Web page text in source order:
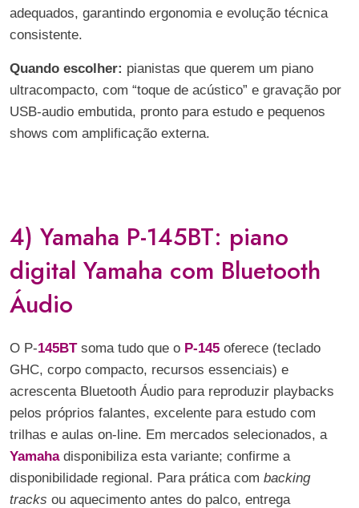
adequados, garantindo ergonomia e evolução técnica
consistente.
Quando escolher: pianistas que querem um piano
ultracompacto, com “toque de acústico” e gravação por
USB-audio embutida, pronto para estudo e pequenos
shows com amplificação externa.
4) Yamaha P-145BT: piano
digital Yamaha com Bluetooth
Áudio
O P-145BT soma tudo que o P-145 oferece (teclado
GHC, corpo compacto, recursos essenciais) e
acrescenta Bluetooth Áudio para reproduzir playbacks
pelos próprios falantes, excelente para estudo com
trilhas e aulas on-line. Em mercados selecionados, a
Yamahadisponibiliza esta variante; confirme a
disponibilidade regional. Para prática com backing
tracks ou aquecimento antes do palco, entrega